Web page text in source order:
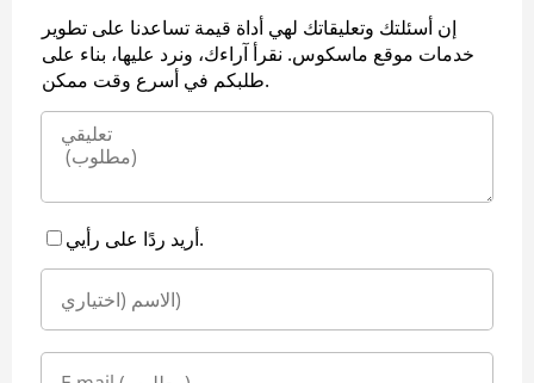
إن أسئلتك وتعليقاتك لهي أداة قيمة تساعدنا على تطوير
خدمات موقع ماسكوس. نقرأ آراءك، ونرد عليها، بناء على
طلبكم في أسرع وقت ممكن.
أريد ردًا على رأيي.